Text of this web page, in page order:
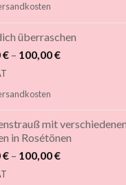
überraschen
€ – 100,00€
mit
in Rosétönen
€ – 100,00€